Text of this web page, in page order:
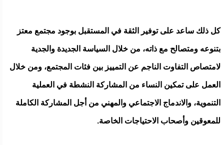
كل ذلك ساعد على توفير الثقة في المستقبل بوجود مجتمع معتز
بتنوعه ومتصالح مع ذاته، من خلال السياسة الجديدة والجدية
لامتصاص التفاوت الناجم عن التمييز بين فئات المجتمع، ومن خلال
العمل على تمكين النساء من المشاركة النشطة في العملية
التنموية، والاندماج الاجتماعي والمهني من أجل المشاركة الكاملة
للمعوقين وأصحاب الاحتياجات الخاصة.